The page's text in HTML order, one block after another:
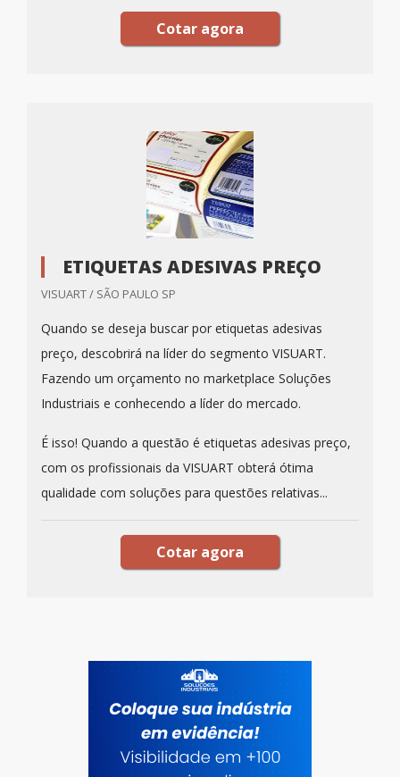
Cotar agora
ETIQUETAS ADESIVAS PREÇO
VISUART / SÃO PAULO SP
Quando se deseja buscar por etiquetas adesivas
preço, descobrirá na líder do segmento VISUART.
Fazendo um orçamento no marketplace Soluções
Industriais e conhecendo a líder do mercado.
É isso! Quando a questão é etiquetas adesivas preço,
com os profissionais da VISUART obterá ótima
qualidade com soluções para questões relativas...
Cotar agora